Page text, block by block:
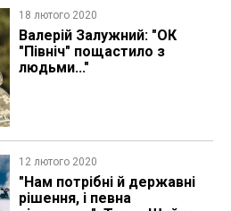
18 лютого 2020
Валерій Залужний: "ОК
"Північ" пощастило з
людьми..."
12 лютого 2020
"Нам потрібні й державні
рішення, і певна